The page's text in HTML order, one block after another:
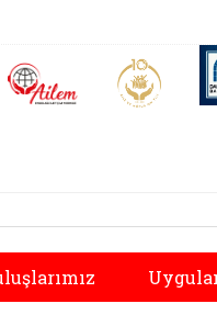
açılır)
Aile (yeni sekmede açılır)
AİLEM İletişim Aile ve